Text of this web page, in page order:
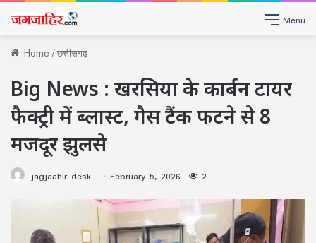
Menu
Home/छत्तीसगढ़
Big News : खरसिया के कार्बन टायर
फैक्ट्री में ब्लास्ट, गैस टैंक फटने से 8
मजदूर झुलसे
jagjaahir desk February 5, 2026 2